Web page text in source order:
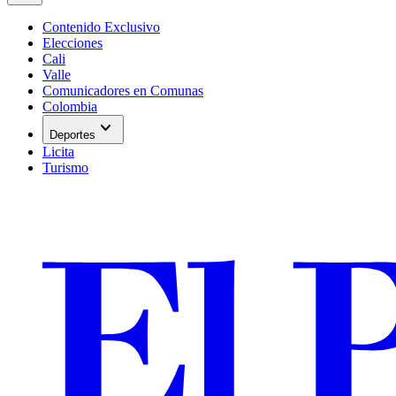
Contenido Exclusivo
Elecciones
Cali
Valle
Comunicadores en Comunas
Colombia
Deportes expand_more
Licita
Turismo